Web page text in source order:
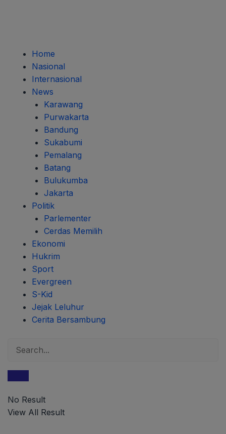
Home
Nasional
Internasional
News
Karawang
Purwakarta
Bandung
Sukabumi
Pemalang
Batang
Bulukumba
Jakarta
Politik
Parlementer
Cerdas Memilih
Ekonomi
Hukrim
Sport
Evergreen
S-Kid
Jejak Leluhur
Cerita Bersambung
No Result
View All Result